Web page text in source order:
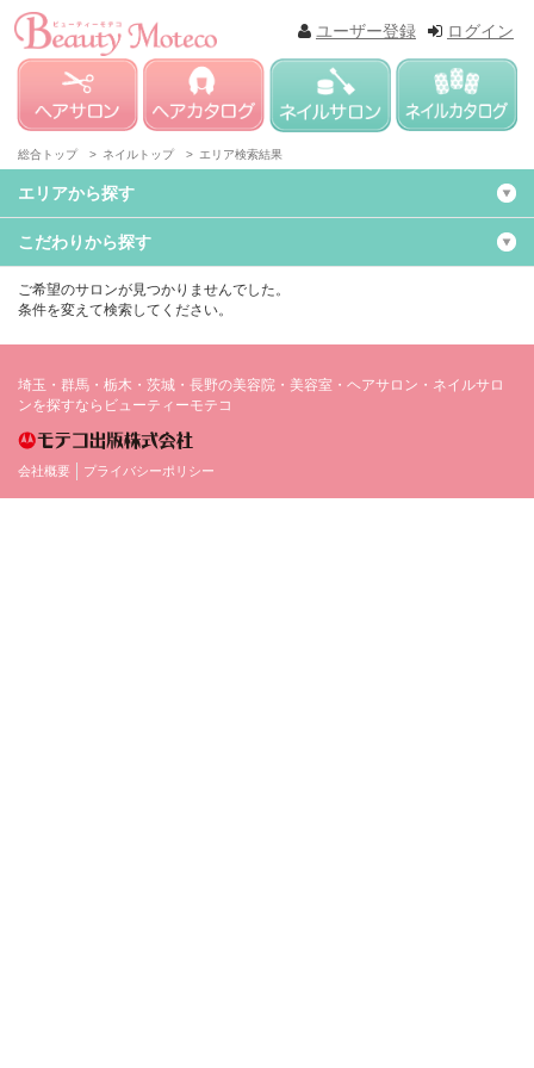
ログイン
ユーザー登録
総合トップ > ネイルトップ > エリア検索結果
エリアから探す
こだわりから探す
ご希望のサロンが見つかりませんでした。
条件を変えて検索してください。
埼玉・群馬・栃木・茨城・長野の美容院・美容室・ヘアサロン・ネイルサロ
ンを探すならビューティーモテコ
会社概要 プライバシーポリシー